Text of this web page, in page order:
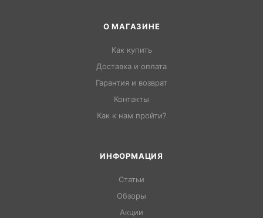
О МАГАЗИНЕ
Как купить
Доставка и оплата
Гарантия и возврат
Контакты
Как к нам пройти?
ИНФОРМАЦИЯ
Статьи
Обзоры
Акции